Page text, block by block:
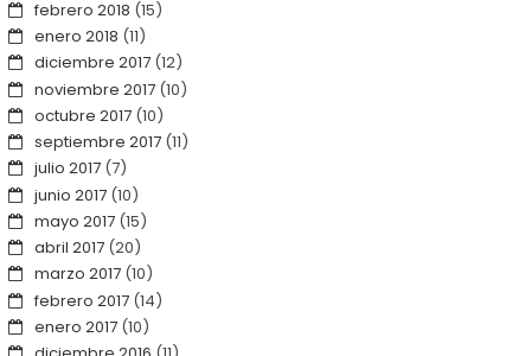
febrero 2018 (15)
enero 2018 (11)
diciembre 2017(12)
noviembre 2017(10)
octubre 2017(10)
septiembre 2017(11)
julio 2017(7)
junio 2017(10)
mayo 2017(15)
abril 2017(20)
marzo 2017(10)
febrero 2017(14)
enero 2017(10)